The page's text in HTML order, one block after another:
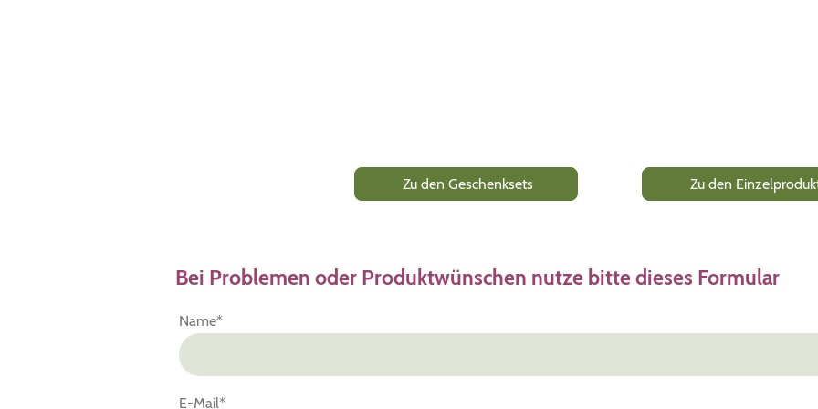
Zu den Geschenksets
Name*
E-Mail*
Bei Problemen oder Produktwünschen nutze bitte dieses Formular
Zu den